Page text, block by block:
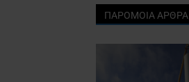
ΠΑΡΟΜΟΙΑ ΑΡΘΡΑ